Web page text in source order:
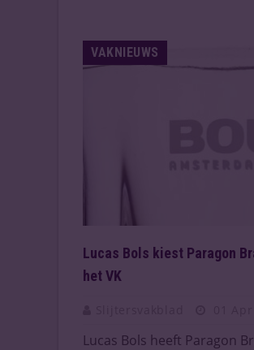
VAKNIEUWS
Lucas Bols kiest Paragon
het VK
Lucas Bols heeft Paragon